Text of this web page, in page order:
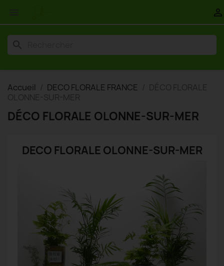

search
Accueil DECO FLORALE FRANCE
DÉCO FLORALE
OLONNE-SUR-MER
DÉCO FLORALE OLONNE-SUR-MER
DECO FLORALE OLONNE-SUR-MER